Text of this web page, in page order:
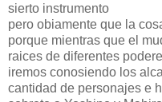
sierto instrumento
pero obiamente que la
porque mientras que el
raices de diferentes
iremos conosiendo los
cantidad de personajes e